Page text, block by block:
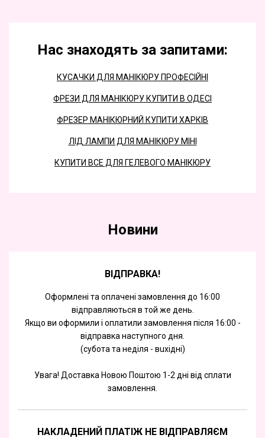
Нас знаходять за запитами:
КУСАЧКИ ДЛЯ МАНІКЮРУ ПРОФЕСІЙНІ
ФРЕЗИ ДЛЯ МАНІКЮРУ КУПИТИ В ОДЕСІ
ФРЕЗЕР МАНІКЮРНИЙ КУПИТИ ХАРКІВ
ЛІД ЛАМПИ ДЛЯ МАНІКЮРУ МІНІ
КУПИТИ ВСЕ ДЛЯ ГЕЛЕВОГО МАНІКЮРУ
Новини
ВІДПРАВКА!
Оформлені та оплачені замовлення до 16:00
відправляються в той же день.
Якщо ви оформили і оплатили замовлення після 16:00 -
відправка наступного дня.
(субота та недiля - вuхiднi)
Увага! Доставка Новою Поштою 1-2 дні від сплати
замовлення.
НАКЛАДЕНИЙ ПЛАТІЖ НЕ ВІДПРАВЛЯЄМ